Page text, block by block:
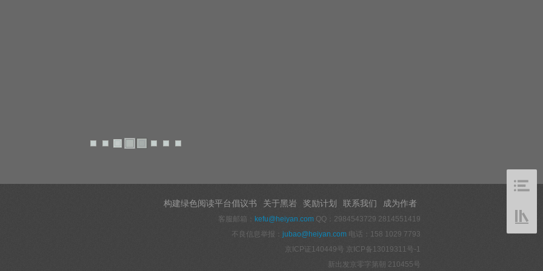
构建绿色阅读平台倡议书 关于黑岩 奖励计划 联系我们 成为作者
客服邮箱： kefu@heiyan.com QQ：2984543729 2814551419
不良信息举报： jubao@heiyan.com 电话：158 1029 7793
京ICP证140449号 京ICP备13019311号-1
新出发京零字第朝 210455号